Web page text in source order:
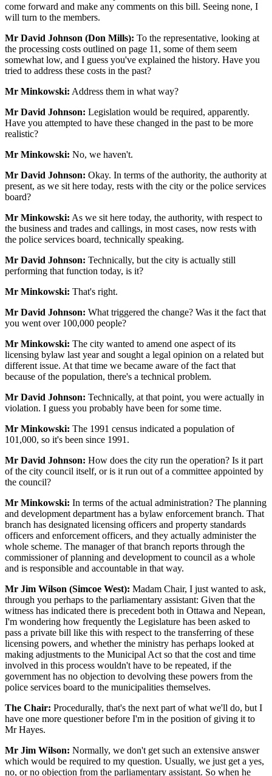
come forward and make any comments on this bill. Seeing none, I
will turn to the members.
Mr David Johnson (Don Mills): To the representative, looking at
the processing costs outlined on page 11, some of them seem
somewhat low, and I guess you've explained the history. Have you
tried to address these costs in the past?
Mr Minkowski: Address them in what way?
Mr David Johnson: Legislation would be required, apparently.
Have you attempted to have these changed in the past to be more
realistic?
Mr Minkowski: No, we haven't.
Mr David Johnson: Okay. In terms of the authority, the authority at
present, as we sit here today, rests with the city or the police services
board?
Mr Minkowski: As we sit here today, the authority, with respect to
the business and trades and callings, in most cases, now rests with
the police services board, technically speaking.
Mr David Johnson: Technically, but the city is actually still
performing that function today, is it?
Mr Minkowski: That's right.
Mr David Johnson: What triggered the change? Was it the fact that
you went over 100,000 people?
Mr Minkowski: The city wanted to amend one aspect of its
licensing bylaw last year and sought a legal opinion on a related but
different issue. At that time we became aware of the fact that
because of the population, there's a technical problem.
Mr David Johnson: Technically, at that point, you were actually in
violation. I guess you probably have been for some time.
Mr Minkowski: The 1991 census indicated a population of
101,000, so it's been since 1991.
Mr David Johnson: How does the city run the operation? Is it part
of the city council itself, or is it run out of a committee appointed by
the council?
Mr Minkowski: In terms of the actual administration? The planning
and development department has a bylaw enforcement branch. That
branch has designated licensing officers and property standards
officers and enforcement officers, and they actually administer the
whole scheme. The manager of that branch reports through the
commissioner of planning and development to council as a whole
and is responsible and accountable in that way.
Mr Jim Wilson (Simcoe West): Madam Chair, I just wanted to ask,
through you perhaps to the parliamentary assistant: Given that the
witness has indicated there is precedent both in Ottawa and Nepean,
I'm wondering how frequently the Legislature has been asked to
pass a private bill like this with respect to the transferring of these
licensing powers, and whether the ministry has perhaps looked at
making adjustments to the Municipal Act so that the cost and time
involved in this process wouldn't have to be repeated, if the
government has no objection to devolving these powers from the
police services board to the municipalities themselves.
The Chair: Procedurally, that's the next part of what we'll do, but I
have one more questioner before I'm in the position of giving it to
Mr Hayes.
Mr Jim Wilson: Normally, we don't get such an extensive answer
which would be required to my question. Usually, we just get a yes,
no, or no objection from the parliamentary assistant. So when he